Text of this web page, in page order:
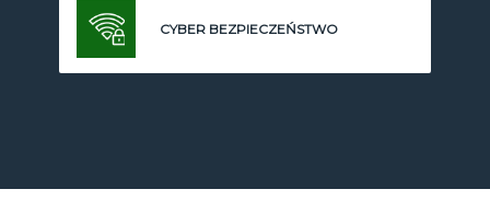
CYBER BEZPIECZEŃSTWO